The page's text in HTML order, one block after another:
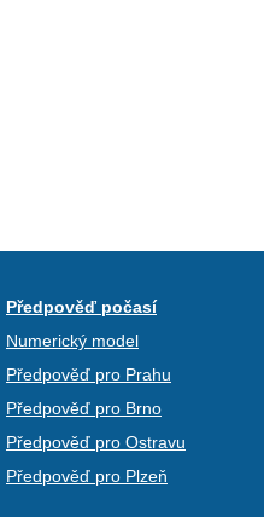
Předpověď počasí
Numerický model
Předpověď pro Prahu
Předpověď pro Brno
Předpověď pro Ostravu
Předpověď pro Plzeň